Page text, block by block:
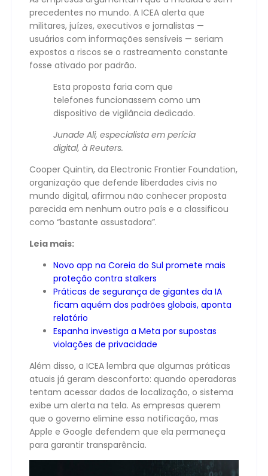
precedentes no mundo. A ICEA alerta que
militares, juízes, executivos e jornalistas —
usuários com informações sensíveis — seriam
expostos a riscos se o rastreamento constante
fosse ativado por padrão.
Esta proposta faria com que
telefones funcionassem como um
dispositivo de vigilância dedicado.
Junade Ali, especialista em perícia
digital, à Reuters.
Cooper Quintin, da Electronic Frontier Foundation,
organização que defende liberdades civis no
mundo digital, afirmou não conhecer proposta
parecida em nenhum outro país e a classificou
como “bastante assustadora”.
Leia mais:
Novo app na Coreia do Sul promete mais
proteção contra stalkers
Práticas de segurança de gigantes da IA
ficam aquém dos padrões globais, aponta
relatório
Espanha investiga a Meta por supostas
violações de privacidade
Além disso, a ICEA lembra que algumas práticas
atuais já geram desconforto: quando operadoras
tentam acessar dados de localização, o sistema
exibe um alerta na tela. As empresas querem
que o governo elimine essa notificação, mas
Apple e Google defendem que ela permaneça
para garantir transparência.